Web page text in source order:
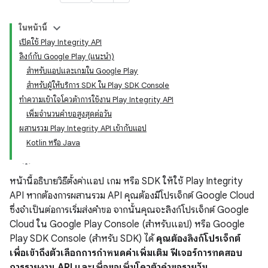
ในหน้านี้
เปิดใช้ Play Integrity API
ลิงก์กับ Google Play (แนะนำ)
สำหรับแอปและเกมใน Google Play
สำหรับผู้ให้บริการ SDK ใน Play SDK Console
ทำความเข้าใจโควต้าการใช้งาน Play Integrity API
เพิ่มจำนวนคำขอสูงสุดต่อวัน
ผสานรวม Play Integrity API เข้ากับแอป
Kotlin หรือ Java
หน้านี้อธิบายวิธีตั้งค่าแอป เกม หรือ SDK ให้ใช้ Play Integrity
API หากต้องการผสานรวม API คุณต้องมีโปรเจ็กต์ Google Cloud
ซึ่งจำเป็นต่อการเริ่มส่งคำขอ จากนั้นคุณจะลิงก์โปรเจ็กต์ Google
Cloud ใน Google Play Console (สำหรับแอป) หรือ Google
Play SDK Console (สำหรับ SDK) ได้ คุณต้องลิงก์โปรเจ็กต์
เพื่อเข้าถึงตัวเลือกการกำหนดค่าเพิ่มเติม ฟีเจอร์การทดสอบ